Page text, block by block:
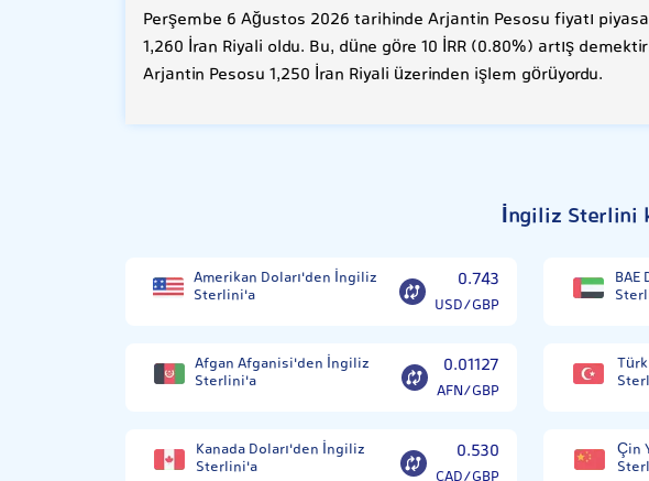
Perşembe 6 Ağustos 2026 tarihinde Arjantin Pesosu fiyatı
1,260 İran Riyali oldu. Bu, düne göre 10 İRR (0.80%) artış
Arjantin Pesosu 1,250 İran Riyali üzerinden işlem görüyordu.
İngiliz Sterlini
Amerikan Doları'den İngiliz
Sterlini'a
0.743
USD/GBP
Afgan Afganisi'den İngiliz
Sterlini'a
0.01127
AFN/GBP
Kanada Doları'den İngiliz
Sterlini'a
0.530 Çin